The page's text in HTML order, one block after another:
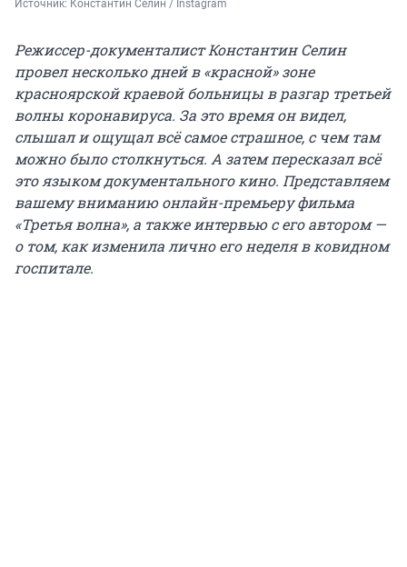
Источник: Константин Селин / Instagram
Режиссер-документалист Константин Селин
провел несколько дней в «красной» зоне
красноярской краевой больницы в разгар третьей
волны коронавируса. За это время он видел,
слышал и ощущал всё самое страшное, с чем там
можно было столкнуться. А затем пересказал всё
это языком документального кино. Представляем
вашему вниманию онлайн-премьеру фильма
«Третья волна», а также интервью с его автором —
о том, как изменила лично его неделя в ковидном
госпитале.